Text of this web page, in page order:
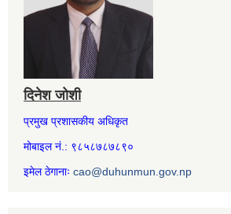
दिनेश जोशी
प्रमुख प्रशासकीय अधिकृत
मोबाइल नं.: ९८५८७८७८९०
इमेल ठेगानाः cao@duhunmun.gov.np